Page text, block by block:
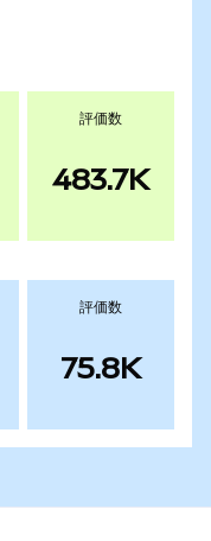
評価数
483.7K
評価数
75.8K